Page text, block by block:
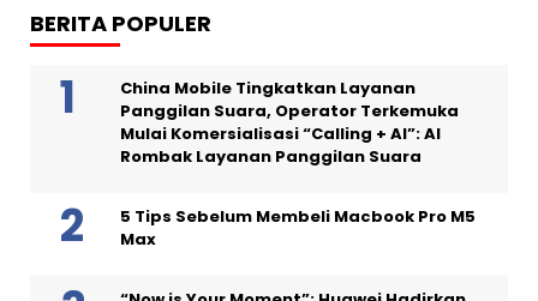
BERITA POPULER
China Mobile Tingkatkan Layanan
Panggilan Suara, Operator Terkemuka
Mulai Komersialisasi “Calling + AI”: AI
Rombak Layanan Panggilan Suara
5 Tips Sebelum Membeli Macbook Pro M5
Max